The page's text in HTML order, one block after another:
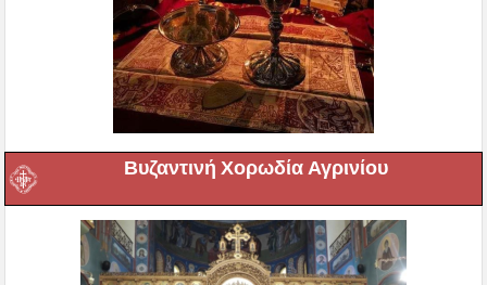
Βυζαντινή Χορωδία Αγρινίου